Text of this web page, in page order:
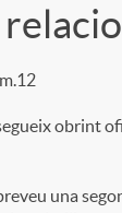
obrint
una